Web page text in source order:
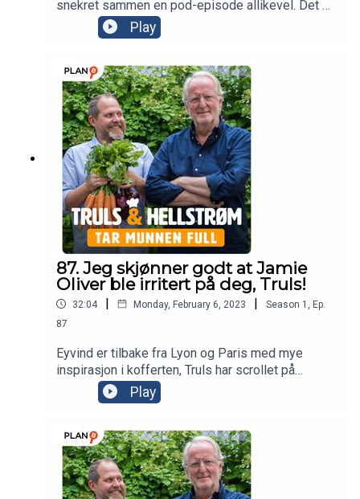
snekret sammen en pod-episode allikevel. Det er
derfor det er en litt annerledes lyd enn det pleier.
Men her får du uansett gode mat og- vintips,
Eyvind byr på gamle tysk-kunnskaper og Truls har
vært hos legen og fått sjekket helsa.
Play
87. Jeg skjønner godt at Jamie
Oliver ble irritert på deg, Truls!
32:04 | Monday, February 6, 2023 | Season 1 , Ep.
87
Eyvind er tilbake fra Lyon og Paris med mye
inspirasjon i kofferten, Truls har scrollet på
Instagram og lært seg å lage hjemmelaget is og
begge har gode rødvintips.
Play